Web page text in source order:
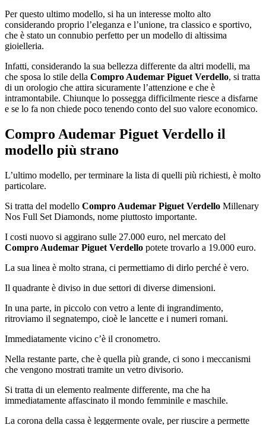
Per questo ultimo modello, si ha un interesse molto alto
considerando proprio l’eleganza e l’unione, tra classico e sportivo,
che è stato un connubio perfetto per un modello di altissima
gioielleria.
Infatti, considerando la sua bellezza differente da altri modelli, ma
che sposa lo stile della Compro Audemar Piguet Verdello, si tratta
di un orologio che attira sicuramente l’attenzione e che è
intramontabile. Chiunque lo possegga difficilmente riesce a disfarne
e se lo fa non chiede poco tenendo conto del suo valore economico.
Compro Audemar Piguet Verdello il
modello più strano
L’ultimo modello, per terminare la lista di quelli più richiesti, è molto
particolare.
Si tratta del modello Compro Audemar Piguet Verdello Millenary
Nos Full Set Diamonds, nome piuttosto importante.
I costi nuovo si aggirano sulle 27.000 euro, nel mercato del
Compro Audemar Piguet Verdello potete trovarlo a 19.000 euro.
La sua linea è molto strana, ci permettiamo di dirlo perché è vero.
Il quadrante è diviso in due settori di diverse dimensioni.
In una parte, in piccolo con vetro a lente di ingrandimento,
ritroviamo il segnatempo, cioè le lancette e i numeri romani.
Immediatamente vicino c’è il cronometro.
Nella restante parte, che è quella più grande, ci sono i meccanismi
che vengono mostrati tramite un vetro divisorio.
Si tratta di un elemento realmente differente, ma che ha
immediatamente affascinato il mondo femminile e maschile.
La corona della cassa è leggermente ovale, per riuscire a permette